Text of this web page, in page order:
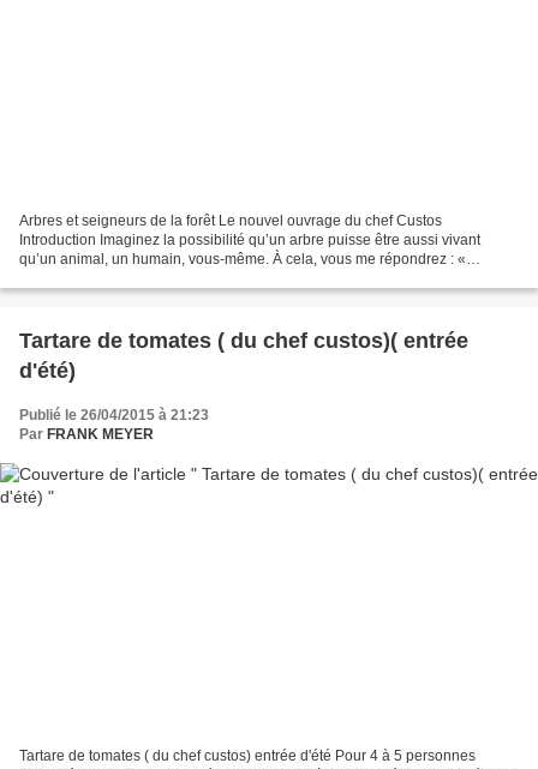
Arbres et seigneurs de la forêt Le nouvel ouvrage du chef Custos
Introduction Imaginez la possibilité qu’un arbre puisse être aussi vivant
qu’un animal, un humain, vous-même. À cela, vous me répondrez : «
Tartare de tomates ( du chef custos)( entrée
d'été)
Publié le 26/04/2015 à 21:23
Par FRANK MEYER
Tartare de tomates ( du chef custos) entrée d'été Pour 4 à 5 personnes